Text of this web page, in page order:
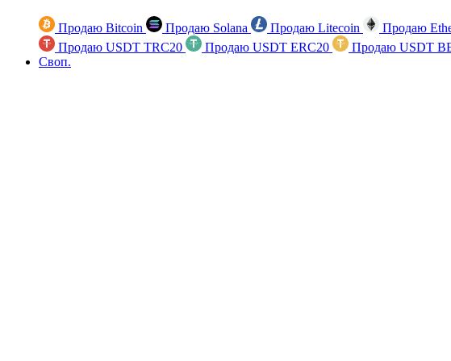
Продаю Bitcoin Продаю Solana Продаю Litecoin Продаю
Продаю USDT TRC20
Продаю USDT ERC20 Продаю USDT
Своп.